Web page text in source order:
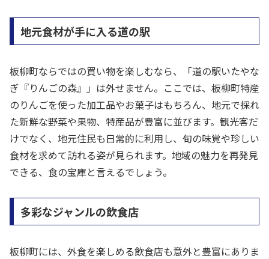
地元食材が手に入る道の駅
板柳町ならではの買い物を楽しむなら、「道の駅いたやな
ぎ『りんごの森』」は外せません。ここでは、板柳町特産
のりんごを使った加工品やお菓子はもちろん、地元で採れ
た新鮮な野菜や果物、特産品が豊富に並びます。観光客だ
けでなく、地元住民も日常的に利用し、旬の味覚や珍しい
食材を求めて訪れる姿が見られます。地域の魅力を再発見
できる、食の宝庫と言えるでしょう。
多彩なジャンルの飲食店
板柳町には、外食を楽しめる飲食店も意外と豊富にありま